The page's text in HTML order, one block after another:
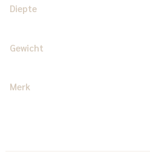
Diepte
Gewicht
Merk